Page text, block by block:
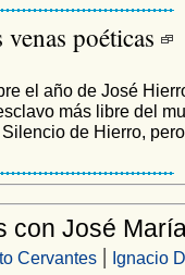
poéticas
el año de José
más libre del
de Hierro,
con José
Cervantes| Ignacio